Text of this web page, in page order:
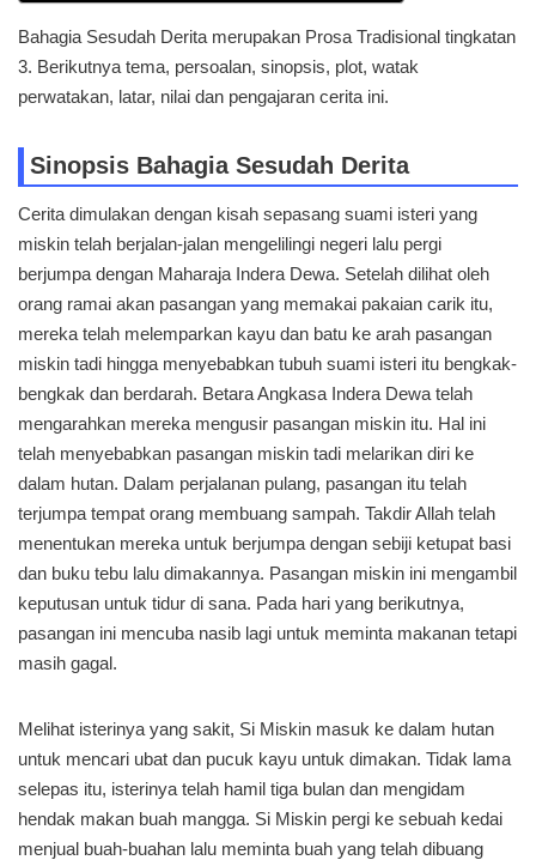
Bahagia Sesudah Derita merupakan Prosa Tradisional tingkatan
3. Berikutnya tema, persoalan, sinopsis, plot, watak
perwatakan, latar, nilai dan pengajaran cerita ini.
Sinopsis Bahagia Sesudah Derita
Cerita dimulakan dengan kisah sepasang suami isteri yang
miskin telah berjalan-jalan mengelilingi negeri lalu pergi
berjumpa dengan Maharaja Indera Dewa. Setelah dilihat oleh
orang ramai akan pasangan yang memakai pakaian carik itu,
mereka telah melemparkan kayu dan batu ke arah pasangan
miskin tadi hingga menyebabkan tubuh suami isteri itu bengkak-
bengkak dan berdarah. Betara Angkasa Indera Dewa telah
mengarahkan mereka mengusir pasangan miskin itu. Hal ini
telah menyebabkan pasangan miskin tadi melarikan diri ke
dalam hutan. Dalam perjalanan pulang, pasangan itu telah
terjumpa tempat orang membuang sampah. Takdir Allah telah
menentukan mereka untuk berjumpa dengan sebiji ketupat basi
dan buku tebu lalu dimakannya. Pasangan miskin ini mengambil
keputusan untuk tidur di sana. Pada hari yang berikutnya,
pasangan ini mencuba nasib lagi untuk meminta makanan tetapi
masih gagal.
Melihat isterinya yang sakit, Si Miskin masuk ke dalam hutan
untuk mencari ubat dan pucuk kayu untuk dimakan. Tidak lama
selepas itu, isterinya telah hamil tiga bulan dan mengidam
hendak makan buah mangga. Si Miskin pergi ke sebuah kedai
menjual buah-buahan lalu meminta buah yang telah dibuang